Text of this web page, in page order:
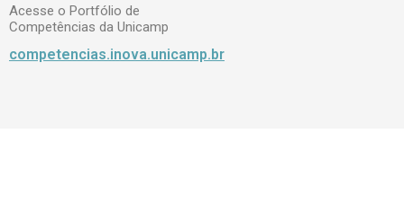
Acesse o Portfólio de
Competências da Unicamp
competencias.inova.unicamp.br